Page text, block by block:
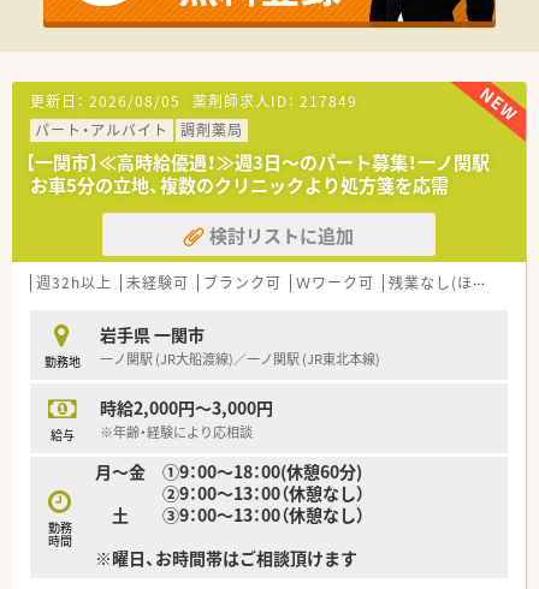
更新日： 2026/08/05 薬剤師求人ID： 217849
パート・アルバイト
調剤薬局
【一関市】≪高時給優遇！≫週3日～のパート募集！一ノ関駅
お車5分の立地、複数のクリニックより処方箋を応需
検討リストに追加
週32h以上 未経験可 ブランク可 Ｗワーク可 残業なし(ほぼなし含む)
勤務地
岩手県 一関市
一ノ関駅 (JR大船渡線)／一ノ関駅 (JR東北本線)
給与
時給2,000円～3,000円
※年齢・経験により応相談
勤務
時間
月〜金 ①9：00～18：00(休憩60分)
②9：00～13：00（休憩なし）
土 ③9：00～13：00（休憩なし）
※曜日、お時間帯はご相談頂けます